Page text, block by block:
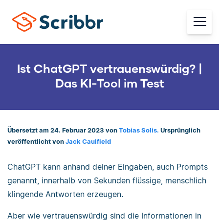
Ist ChatGPT vertrauenswürdig? |
Das KI-Tool im Test
Übersetzt am 24. Februar 2023 von Tobias Solis. Ursprünglich
veröffentlicht von Jack Caulfield
ChatGPT kann anhand deiner Eingaben, auch Prompts
genannt, innerhalb von Sekunden flüssige, menschlich
klingende Antworten erzeugen.
Aber wie vertrauenswürdig sind die Informationen in